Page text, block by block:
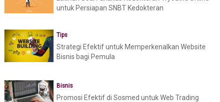
untuk Persiapan SNBT Kedokteran
Tips
Strategi Efektif untuk Memperkenalkan Website
Bisnis bagi Pemula
Bisnis
Promosi Efektif di Sosmed untuk Web Trading